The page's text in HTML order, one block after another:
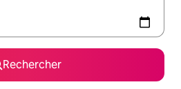
Rechercher